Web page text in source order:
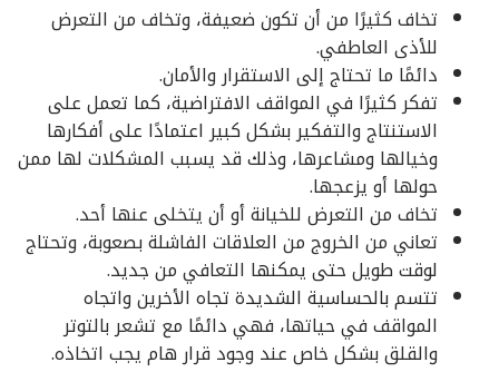
تخاف كثيرًا من أن تكون ضعيفة، وتخاف من التعرض
للأذى العاطفي.
دائمًا ما تحتاج إلى الاستقرار والأمان.
تفكر كثيرًا في المواقف الافتراضية، كما تعمل على
الاستنتاج والتفكير بشكل كبير اعتمادًا على أفكارها
وخيالها ومشاعرها، وذلك قد يسبب المشكلات لها ممن
حولها أو يزعجها.
تخاف من التعرض للخيانة أو أن يتخلى عنها أحد.
تعاني من الخروج من العلاقات الفاشلة بصعوبة، وتحتاج
لوقت طويل حتى يمكنها التعافي من جديد.
تتسم بالحساسية الشديدة تجاه الأخرين واتجاه
المواقف في حياتها، فهي دائمًا مع تشعر بالتوتر
والقلق بشكل خاص عند وجود قرار هام يجب اتخاذه.